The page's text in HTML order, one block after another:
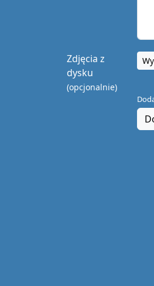
Zdjęcia z
dysku
(opcjonalnie)